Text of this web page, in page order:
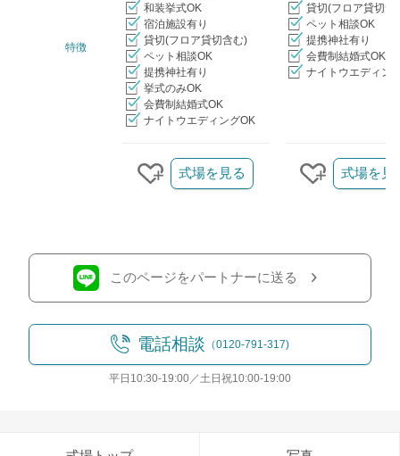
特徴
和装挙式OK
宿泊施設有り
貸切(フロア貸切含む)
ペット相談OK
提携神社有り
挙式のみOK
会費制結婚式OK
ナイトウエディングOK
貸切(フロア貸切含
ペット相談OK
提携神社有り
会費制結婚式OK
ナイトウエディン
クリップする
式場を見る
クリップす
式場を見
このページをパートナーに送る
電話相談 （0120-791-317)
平日10:30-19:00／土日祝10:00-19:00